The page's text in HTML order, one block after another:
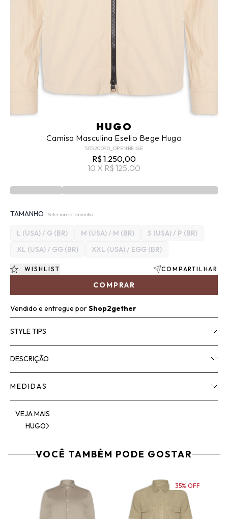
HUGO
Camisa Masculina Eselio Bege Hugo
50520090_OPENBEIGE
R$ 1.250,00
10 X R$ 125,00
TAMANHO Selecione o tamanho
L (USA) / G (BR) M (USA) / M (BR)
S (USA) / P (BR)
XL (USA) / GG (BR)
XXL (USA) / EGG (BR)
COMPRAR
WISHLIST COMPARTILHAR
Vendido e entregue porShop2gether
STYLE TIPS
DESCRIÇÃO
MEDIDAS
VEJA MAIS
HUGO
VOCÊ TAMBÉM PODE GOSTAR
35% OFF